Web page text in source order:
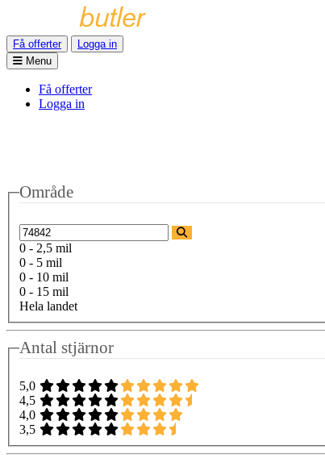
Få offerter
Logga in
Menu
Få offerter
Logga in
Område
0 - 2,5 mil
0 - 5 mil
0 - 10 mil
0 - 15 mil
Hela landet
Antal stjärnor
5,0
4,5
4,0
3,5